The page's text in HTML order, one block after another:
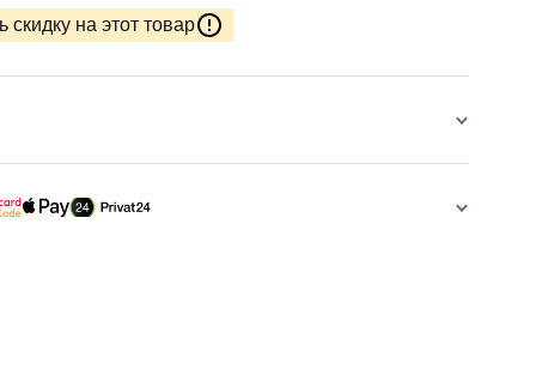
скидку на этот товар